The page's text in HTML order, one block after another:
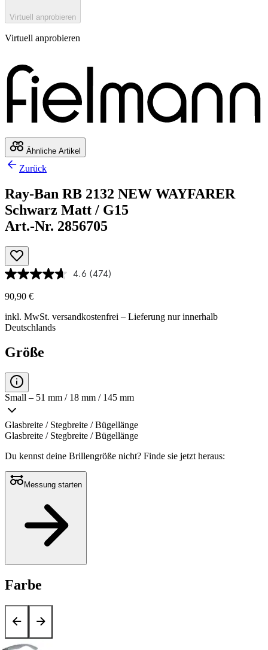
Virtuell anprobieren
Virtuell anprobieren
Ähnliche Artikel
Zurück
Ray-Ban RB 2132 NEW WAYFARER
Schwarz Matt / G15
Art.-Nr. 2856705
4.6 (474)
90,90 €
inkl. MwSt. versandkostenfrei – Lieferung nur innerhalb
Deutschlands
Größe
Small – 51 mm / 18 mm / 145 mm
Glasbreite / Stegbreite / Bügellänge
Glasbreite / Stegbreite / Bügellänge
Du kennst deine Brillengröße nicht? Finde sie jetzt heraus:
Messung starten
Farbe